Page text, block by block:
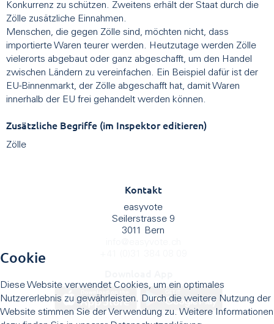
Konkurrenz zu schützen. Zweitens erhält der Staat durch die
Zölle zusätzliche Einnahmen.
Menschen, die gegen Zölle sind, möchten nicht, dass
importierte Waren teurer werden. Heutzutage werden Zölle
vielerorts abgebaut oder ganz abgeschafft, um den Handel
zwischen Ländern zu vereinfachen. Ein Beispiel dafür ist der
EU-Binnenmarkt, der Zölle abgeschafft hat, damit Waren
innerhalb der EU frei gehandelt werden können.
Zusätzliche Begriffe (im Inspektor editieren)
Zölle
Kontakt
easyvote
Seilerstrasse 9
3011 Bern
Cookie
Diese Website verwendet Cookies, um ein optimales
Nutzererlebnis zu gewährleisten. Durch die weitere Nutzung der
Website stimmen Sie der Verwendung zu. Weitere Informationen